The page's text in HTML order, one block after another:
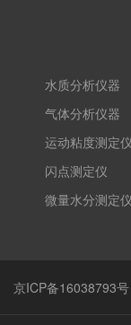
水质分析仪器
气体分析仪器
运动粘度测定
闪点测定仪
微量水分测定
京ICP备16038793号